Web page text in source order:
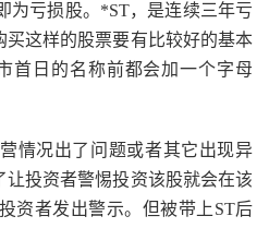
为亏损股。*ST，是连续三年亏
这样的股票要有比较好的基本
首日的名称前都会加一个字母
情况出了问题或者其它出现异
投资者警惕投资该股就会在该
资者发出警示。但被带上ST后